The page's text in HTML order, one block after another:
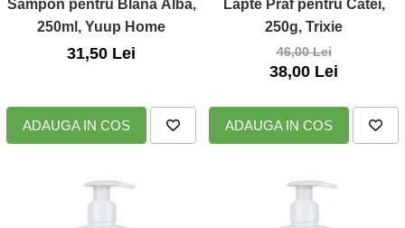
Sampon pentru Blana Alba,
250ml, Yuup Home
31,50 Lei
ADAUGA IN COS
Lapte Praf pentru Catei,
250g, Trixie
46,00 Lei
38,00 Lei
ADAUGA IN COS